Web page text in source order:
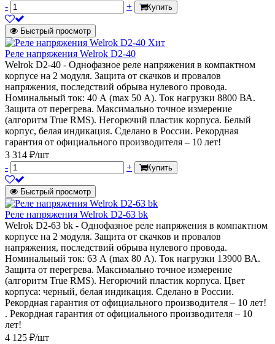
-
+ Купить
Быстрый просмотр
Хит
Реле напряжения Welrok D2-40
Welrok D2-40 - Однофазное реле напряжения в компактном
корпусе на 2 модуля. Защита от скачков и провалов
напряжения, последствий обрыва нулевого провода.
Номинальный ток: 40 А (max 50 А). Ток нагрузки 8800 ВА.
Защита от перегрева. Максимально точное измерение
(алгоритм True RMS). Негорючий пластик корпуса. Белый
корпус, белая индикация. Сделано в России. Рекордная
гарантия от официального производителя – 10 лет!
3 314 ₽/шт
-
+ Купить
Быстрый просмотр
Реле напряжения Welrok D2-63 bk
Welrok D2-63 bk - Однофазное реле напряжения в компактном
корпусе на 2 модуля. Защита от скачков и провалов
напряжения, последствий обрыва нулевого провода.
Номинальный ток: 63 А (max 80 А). Ток нагрузки 13900 ВА.
Защита от перегрева. Максимально точное измерение
(алгоритм True RMS). Негорючий пластик корпуса. Цвет
корпуса: черный, белая индикация. Сделано в России.
Рекордная гарантия от официального производителя – 10 лет!
. Рекордная гарантия от официального производителя – 10
лет!
4 125 ₽/шт